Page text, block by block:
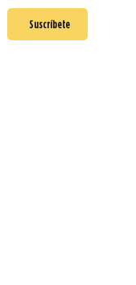
Suscríbete